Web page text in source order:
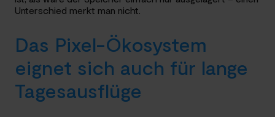
Unterschied merkt man nicht.
Das Pixel-Ökosystem
eignet sich auch für lange
Tagesausflüge